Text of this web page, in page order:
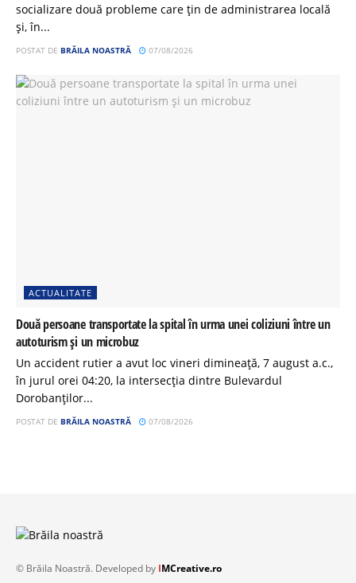
socializare două probleme care țin de administrarea locală
și, în...
POSTAT DE BRĂILA NOASTRĂ 07/08/2026
ACTUALITATE
Două persoane transportate la spital în urma unei coliziuni între un
autoturism și un microbuz
Un accident rutier a avut loc vineri dimineață, 7 august a.c.,
în jurul orei 04:20, la intersecția dintre Bulevardul
Dorobanților...
POSTAT DE BRĂILA NOASTRĂ 07/08/2026
© Brăila Noastră. Developed by IMCreative.ro